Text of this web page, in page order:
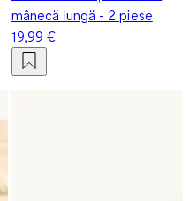
mânecă lungă - 2 piese
19,99 €